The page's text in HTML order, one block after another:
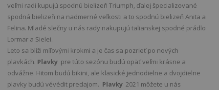
veľmi radi kupujú spodnú bielizeň Triumph, ďalej špecializované
spodná bielizeň na nadmerné veľkosti a to spodnú bielizeň Anita a
Felina. Mladé slečny u nás rady nakupujú talianskej spodné prádlo
Lormar a Sielei.
Leto sa blíži míľovými krokmi a je čas sa pozrieť po nových
plavkách. Plavky pre túto sezónu budú opäť veľmi krásne a
odvážne. Hitom budú bikini, ale klasické jednodielne a dvojdielne
plavky budú vévédit predajom. Plavky 2021 môžete u nás